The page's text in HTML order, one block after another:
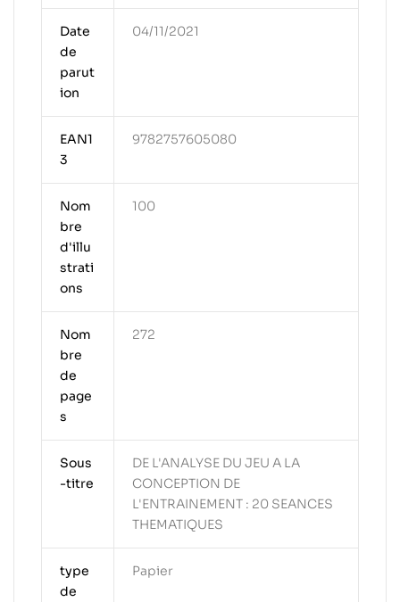
Date
de
parut
ion
04/11/2021
EAN1
3
9782757605080
Nom
bre
d'illu
strati
ons
100
Nom
bre
de
page
s
272
Sous
-titre
DE L'ANALYSE DU JEU A LA
CONCEPTION DE
L'ENTRAINEMENT : 20 SEANCES
THEMATIQUES
type
de
Papier